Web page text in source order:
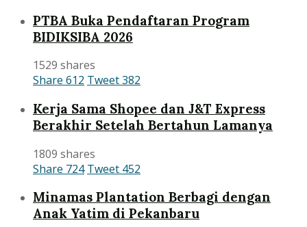
PTBA Buka Pendaftaran Program
BIDIKSIBA 2026
1529 shares
Share 612 Tweet382
Kerja Sama Shopee dan J&T Express
Berakhir Setelah Bertahun Lamanya
1809 shares
Share 724 Tweet 452
Minamas Plantation Berbagi dengan
Anak Yatim di Pekanbaru